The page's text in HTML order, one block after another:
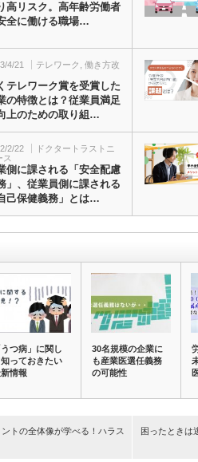
高リスク。高年齢労働者
全に働ける職場…
4/21 テレワーク , 働き方改
テレワーク賞を受賞した
の特徴とは？従業員満足
上のための取り組…
2/22
ドクタートラストニ
ス
側に課される「安全配慮
」、従業員側に課される
己保健義務」とは…
うつ病」に関し
っておきたい
情報
30名規模の企業に
も産業医選任義務
の可能性
トの全体像が学べる！ハラス
困ったときは